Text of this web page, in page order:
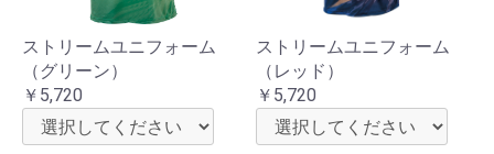
ストリームユニフォーム
（グリーン）
￥5,720
ストリームユニフォーム
（レッド）
￥5,720